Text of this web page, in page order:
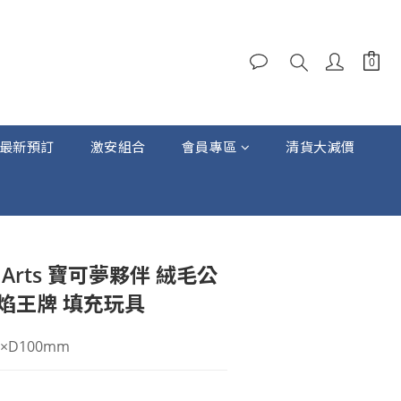
新預訂 激安組合 會員專區 清貨大減價
寶可夢夥伴 絨毛公
王牌 填充玩具